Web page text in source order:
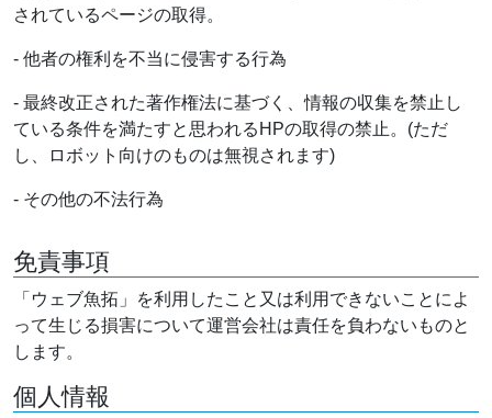
されているページの取得。
- 他者の権利を不当に侵害する行為
- 最終改正された著作権法に基づく、情報の収集を禁止し
ている条件を満たすと思われるHPの取得の禁止。(ただ
し、ロボット向けのものは無視されます)
- その他の不法行為
免責事項
「ウェブ魚拓」を利用したこと又は利用できないことによ
って生じる損害について運営会社は責任を負わないものと
します。
個人情報